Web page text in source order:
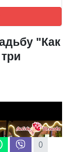
"Как
0